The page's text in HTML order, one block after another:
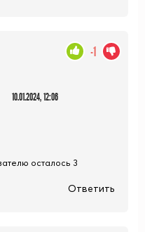
10.01.2024, 12:06
-1
осталось 3
Ответить